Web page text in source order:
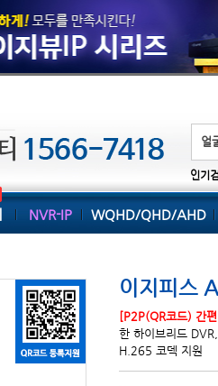
인기
NVR-IP WQHD/QHD/AHD
이지피스
[P2P(QR코드) 간
한 하이브리드
H.265 코덱 지원